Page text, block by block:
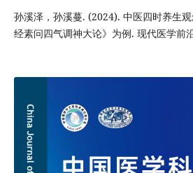
孙溪泽，孙溪蔓. (2024). 中医四时养生
经素问四气调神大论》为例. 现代医学前